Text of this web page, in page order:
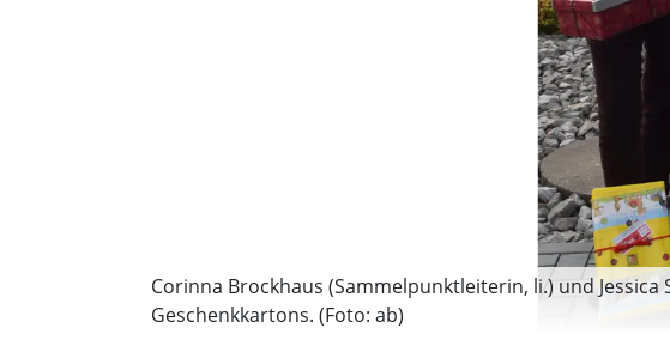
Corinna Brockhaus (Sammelpunktleiterin, li.) und
Geschenkkartons. (Foto: ab)